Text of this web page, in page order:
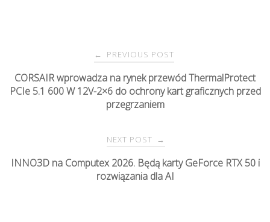
P
o
t
← PREVIOUS POST
CORSAIR wprowadza na rynek przewód ThermalProtect
PCIe 5.1 600 W 12V-2×6 do ochrony kart graficznych przed
przegrzaniem
NEXT POST →
INNO3D na Computex 2026. Będą karty GeForce RTX 50 i
rozwiązania dla AI